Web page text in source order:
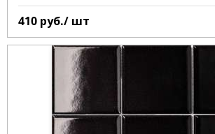
410 руб./ шт